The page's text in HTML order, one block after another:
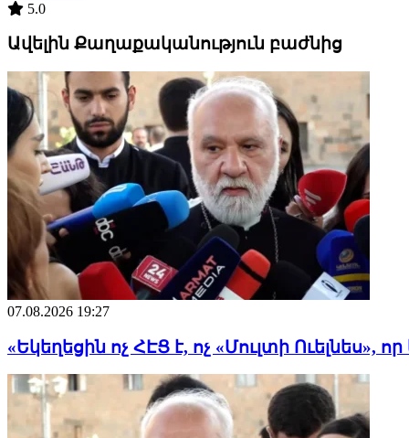
5.0
Ավելին Քաղաքականություն բաժնից
07.08.2026 19:27
«Եկեղեցին ոչ ՀԷՑ է, ոչ «Մուլտի